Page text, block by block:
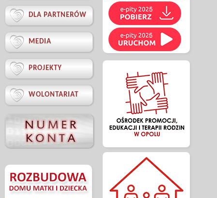
 DLA PARTNERÓW
 MEDIA
 PROJEKTY
 WOLONTARIAT